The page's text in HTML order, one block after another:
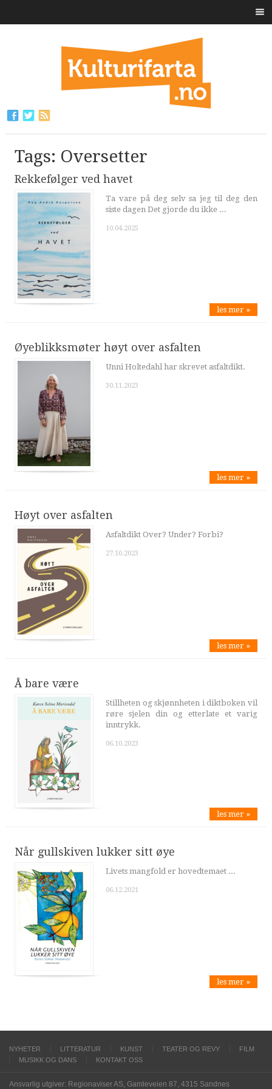
Tags: Oversetter
Rekkefølger ved havet
Ta vare på deg selv sa jeg til deg den
siste dagen Det gjorde du ikke ...
10.04.2025
les mer »
Øyeblikksmøter høyt over asfalten
Unni Holtedahl har skrevet asfaltdikt.
30.11.2023
les mer »
Høyt over asfalten
Asfaltdikt Over? Under? Forbi?
27.10.2023
les mer »
Å bare være
Stillheten og skjønnheten i diktboken vil
røre sjelen din og etterlate et varig
inntrykk.
06.10.2023
les mer »
Når gullskiven lukker sitt øye
Livets mangfold er hovedtemaet ...
06.12.2021
les mer »
NYHETER LITTERATUR KUNST TEATER OG REVY
FILM
MUSIKK OG DANS
KONTAKT OSS
Ansvarlig utgiver: Regionaviser AS, Gamleveien 87, 4315 Sandnes